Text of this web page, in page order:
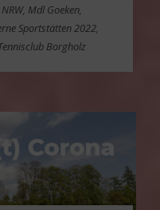
, Mdl Goeken,
Sportstätten 2022,
Borgholz